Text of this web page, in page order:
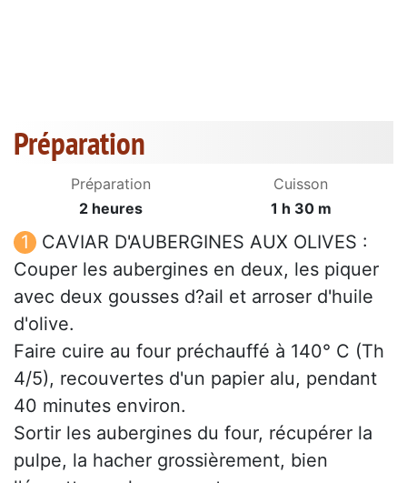
Préparation
Préparation
2 heures
Cuisson
1 h 30 m
CAVIAR D'AUBERGINES AUX OLIVES :
Couper les aubergines en deux, les piquer
avec deux gousses d?ail et arroser d'huile
d'olive.
Faire cuire au four préchauffé à 140° C (Th
4/5), recouvertes d'un papier alu, pendant
40 minutes environ.
Sortir les aubergines du four, récupérer la
pulpe, la hacher grossièrement, bien